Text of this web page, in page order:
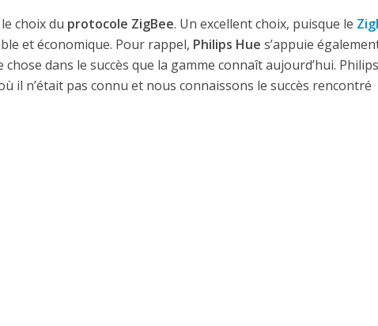
choix du protocole ZigBee. Un excellent choix, puisque le
et économique. Pour rappel, Philips Hue s’appuie
dans le succès que la gamme connaît aujourd’hui.
il n’était pas connu et nous connaissons le succès rencontré